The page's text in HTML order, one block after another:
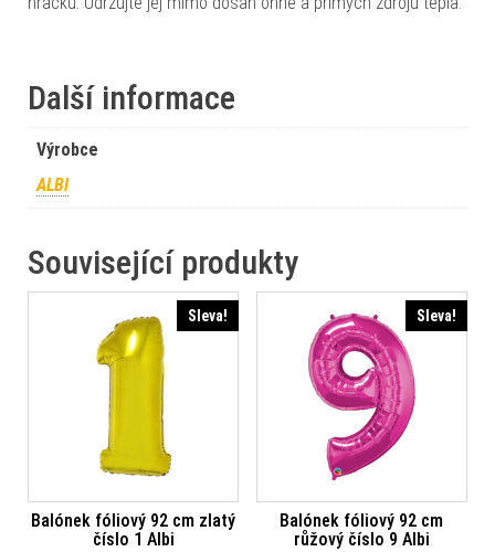
Další informace
Výrobce
ALBI
Související produkty
Sleva!
Balónek fóliový 92 cm zlatý
číslo 1 Albi
Sleva!
Balónek fóliový 92 cm
růžový číslo 9 Albi